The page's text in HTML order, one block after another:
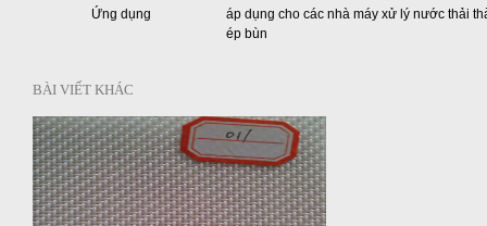
Ứng dụng
áp dụng cho các nhà máy xử lý nước thải
ép bùn
BÀI VIẾT KHÁC